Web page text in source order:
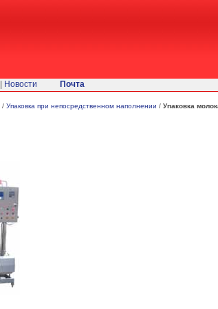
/ Упаковка при непосредственном наполнении / Упаковка
Новости Почта